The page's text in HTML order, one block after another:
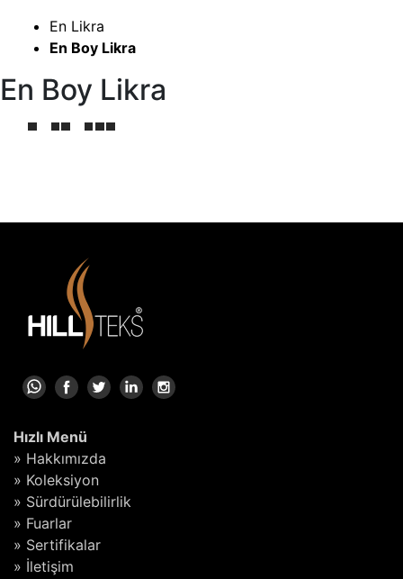
En Likra
En Boy Likra
En Boy Likra
Hızlı Menü
» Hakkımızda
» Koleksiyon
» Sürdürülebilirlik
» Fuarlar
» Sertifikalar
» İletişim